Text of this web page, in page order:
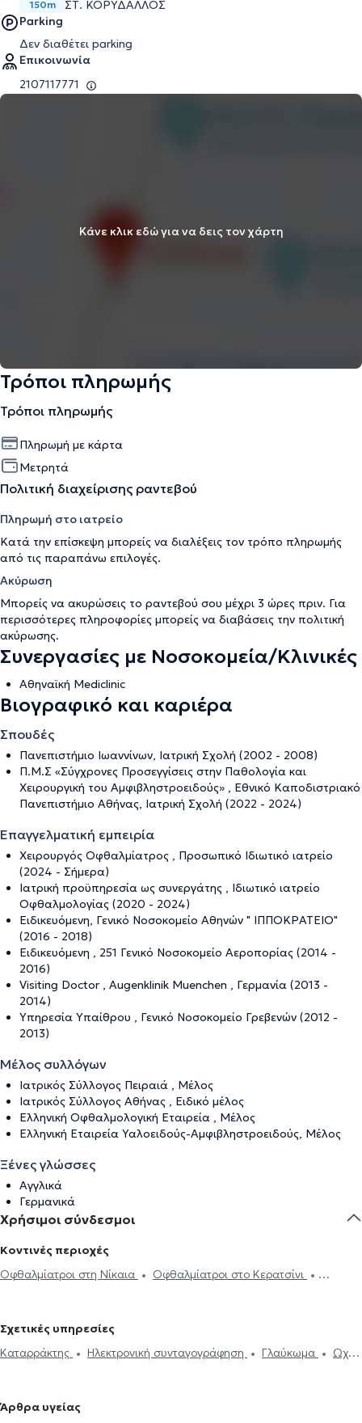
150m
ΣΤ. ΚΟΡΥΔΑΛΛΟΣ
Parking
Δεν διαθέτει parking
Επικοινωνία
2107117771
Κάνε κλικ εδώ για να δεις τον χάρτη
Τρόποι πληρωμής
Τρόποι πληρωμής
Πληρωμή με κάρτα
Μετρητά
Πολιτική διαχείρισης ραντεβού
Πληρωμή στο ιατρείο
Κατά την επίσκεψη μπορείς να διαλέξεις τον τρόπο πληρωμής
από τις παραπάνω επιλογές.
Ακύρωση
Μπορείς να ακυρώσεις το ραντεβού σου μέχρι 3 ώρες πριν. Για
περισσότερες πληροφορίες μπορείς να διαβάσεις την πολιτική
ακύρωσης.
Συνεργασίες με Νοσοκομεία/Κλινικές
Αθηναϊκή Mediclinic
Βιογραφικό και καριέρα
Σπουδές
Πανεπιστήμιο Ιωαννίνων, Ιατρική Σχολή (2002 - 2008)
Π.Μ.Σ «Σύγχρονες Προσεγγίσεις στην Παθολογία και
Χειρουργική του Αμφιβληστροειδούς» , Εθνικό Καποδιστριακό
Πανεπιστήμιο Αθήνας, Ιατρική Σχολή (2022 - 2024)
Επαγγελματική εμπειρία
Χειρουργός Οφθαλμίατρος , Προσωπικό Ιδιωτικό ιατρείο
(2024 - Σήμερα)
Ιατρική προϋπηρεσία ως συνεργάτης , Ιδιωτικό ιατρείο
Οφθαλμολογίας (2020 - 2024)
Ειδικευόμενη, Γενικό Νοσοκομείο Αθηνών " ΙΠΠΟΚΡΑΤΕΙΟ"
(2016 - 2018)
Ειδικευόμενη , 251 Γενικό Νοσοκομείο Αεροπορίας (2014 -
2016)
Visiting Doctor , Augenklinik Muenchen , Γερμανία (2013 -
2014)
Υπηρεσία Υπαίθρου , Γενικό Νοσοκομείο Γρεβενών (2012 -
2013)
Μέλος συλλόγων
Ιατρικός Σύλλογος Πειραιά , Μέλος
Ιατρικός Σύλλογος Αθήνας , Ειδικό μέλος
Ελληνική Οφθαλμολογική Εταιρεία , Μέλος
Ελληνική Εταιρεία Υαλοειδούς-Αμφιβληστροειδούς, Μέλος
Ξένες γλώσσες
Αγγλικά
Γερμανικά
Χρήσιμοι σύνδεσμοι
Κοντινές περιοχές
Οφθαλμίατροι στη Νίκαια
Οφθαλμίατροι στο Κερατσίνι
Οφθαλμίατροι στους Αμπελόκηπους
Οφθαλμίατροι στο Περιστέρι
Οφθαλμίατροι στα Πετράλωνα
Οφθαλμίατροι στη Νέα Σμύρνη
Σχετικές υπηρεσίες
Καταρράκτης
Ηλεκτρονική συνταγογράφηση Γλαύκωμα
Ωχρά
Χαλάζιο
Κερατόκωνος
Άρθρα υγείας